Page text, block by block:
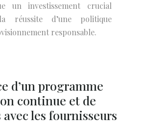
un investissement crucial
réussite d’une politique
responsable.
d’un programme
continue et de
les fournisseurs